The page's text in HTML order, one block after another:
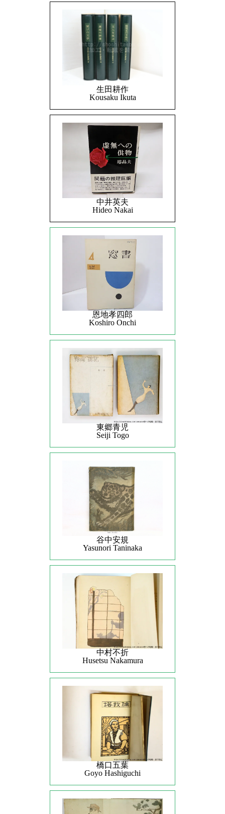
生田耕作
Kousaku Ikuta
中井英夫
Hideo Nakai
恩地孝四郎
Koshiro Onchi
東郷青児
Seiji Togo
谷中安規
Yasunori Taninaka
中村不折
Husetsu Nakamura
橋口五葉
Goyo Hashiguchi